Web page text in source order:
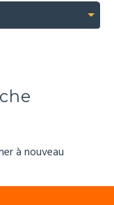
à nouveau